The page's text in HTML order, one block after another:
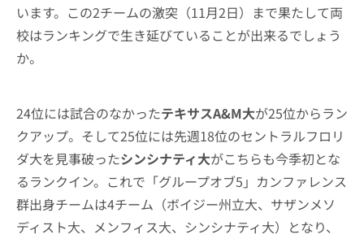
います。この2チームの激突（11月2日）まで果たして両
校はランキングで生き延びていることが出来るでしょう
か。
24位には試合のなかったテキサスA&M大が25位からラン
クアップ。そして25位には先週18位のセントラルフロリ
ダ大を見事破ったシンシナティ大がこちらも今季初とな
るランクイン。これで「グループオブ5」カンファレンス
群出身チームは4チーム（ボイジー州立大、サザンメソ
ディスト大、メンフィス大、シンシナティ大）となり、